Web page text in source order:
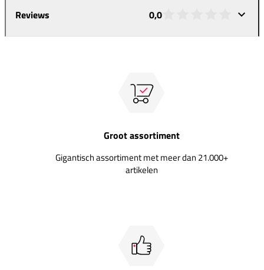
Reviews 0,0
Groot assortiment
Gigantisch assortiment met meer dan 21.000+
artikelen